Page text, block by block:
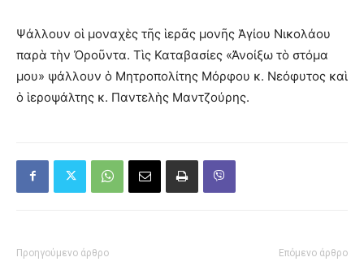
Ψάλλουν οἱ μοναχὲς τῆς ἱερᾶς μονῆς Ἁγίου Νικολάου
παρὰ τὴν Ὀροῦντα. Τὶς Καταβασίες «Ἀνοίξω τὸ στόμα
μου» ψάλλουν ὁ Μητροπολίτης Μόρφου κ. Νεόφυτος καὶ
ὁ ἱεροψάλτης κ. Παντελὴς Μαντζούρης.
Προηγούμενο άρθρο Επόμενο άρθρο